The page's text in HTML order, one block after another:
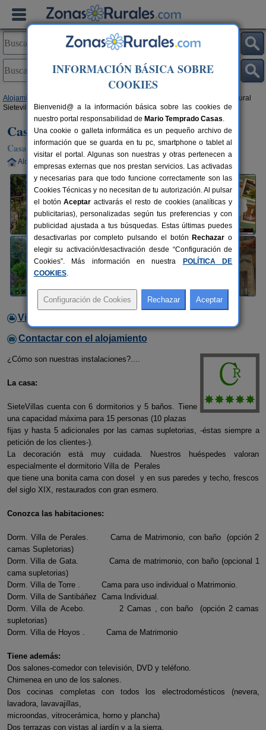
Alojamientos
> Casa Rural
Sietevillas
Casa Rural Sietevillas
Casa Rural en Villasbuenas de Gata (Cáceres)
Alquiler completo 120 km de Cáceres
Video
Contactar con el alojamiento
¿Cómo son nuestras instalaciones?....
La casa:
SieteVillas cuenta con 6 dormitorios y 5 baños. Tiene
una capacidad máxima para 15 personas (10 plazas
fijas y hasta 5 adicionales por las camas supletorias, -éstas siempre a
petición de los clientes-).
La decoración está muy cuidada. Nuestros huéspedes valoran
especialmente el dormitorio Villa de Perales
que tiene una bonita cama con dosel y en sus paredes y techo, frescos
del siglo XIX, restaurados con gran esmero.
Conozca las habitaciones:
Dorm. Villa de Perales. Cama de Matrimonio, con baño (opción 2
camas Supletorias)
Dorm. Villa de Gata. Cama de matrimonio, con baño (opcional 1
cama supletorias)
Dorm. Villa de Torre . Cama para uso individual o Matrimonio.
Dorm. Villa de Santibáñez Cama Individual.
Dorm. Villa de Acebo. 2 Camas , con baño (opción 2 camas
supletorias)
Dorm. Villa de Hoyos . Cama de Matrimonio
Tiene además:
Dos salones-comedor con televisión, DVD y teléfono.
Chimenea en uno de los salones.
Dos cocinas completas con todos los electrodomésticos (nevera,
lavadora, lavavajillas,
microondas, vitrocerámica, horno y plancha)
Dos terrazas con vistas al jardín y a la sierra.
INFORMACIÓN BÁSICA SOBRE
COOKIES
Bienvenid@ a la información básica sobre las cookies de
nuestro portal responsabilidad de Mario Temprado Casas.
Una cookie o galleta informática es un pequeño archivo de
información que se guarda en tu pc, smartphone o tablet al
visitar el portal. Algunas son nuestras y otras pertenecen a
empresas externas que nos prestan servicios. Las activadas
y necesarias para que todo funcione correctamente son las
Cookies Técnicas y no necesitan de tu autorización. Al pulsar
el botónAceptar activarás el resto de cookies (analíticas y
publicitarias), personalizadas según tus preferencias y con
publicidad ajustada a tus búsquedas. Estas últimas puedes
desactivarlas por completo pulsando el botón Rechazar o
elegir su activación/desactivación desde “Configuración de
Cookies”. Más información en nuestra
POLÍTICA DE
COOKIES.